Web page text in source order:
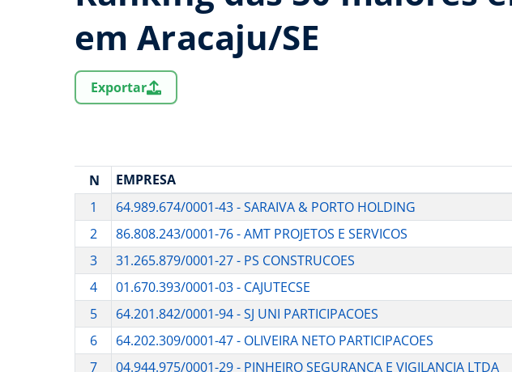
em Aracaju/SE
Exportar
N EMPRESA
1
64.989.674/0001-43 - SARAIVA & PORTO HOLDING
2
86.808.243/0001-76 - AMT PROJETOS E SERVICOS
3
31.265.879/0001-27 - PS CONSTRUCOES
4
01.670.393/0001-03 - CAJUTECSE
5
64.201.842/0001-94 - SJ UNI PARTICIPACOES
6
64.202.309/0001-47 - OLIVEIRA NETO PARTICIPACOES
7
04.944.975/0001-29 - PINHEIRO SEGURANCA E VIGILANCIA LTDA